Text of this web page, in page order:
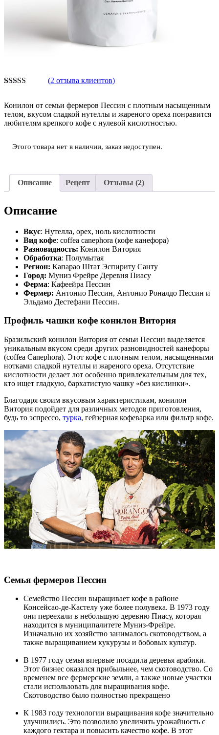
основе
опроса
пользователей
(2 отзыва клиентов)
Конилон от семьи фермеров Пессин с плотным насыщенным
телом, вкусом сладкой нутеллы и жареного ореха понравится
любителям крепкого кофе с нулевой кислотностью.
Этого товара нет в наличии, заказ недоступен.
Описание Рецепт Отзывы (2)
Описание
Вкус: Нутелла, орех, ноль кислотности
Вид кофе: coffea canephora (кофе канефора)
Разновидность: Конилон Витория
Обработка: Полумытая
Регион: Капарао Штат Эспириту Санту
Город: Муниз Фрейре Деревня Пиасу
Ферма: Кафеейра Пессин
Фермер: Антонио Пессин, Антонио Роналдо Пессин и
Эльдамо Дестефани Пессин.
Профиль чашки кофе конилон Витория
Бразильский конилон Витория от семьи Пессин выделяется
уникальным вкусом среди других разновидностей канефоры
(coffea Canephora). Этот кофе с плотным телом, насыщенными
нотками сладкой нутеллы и жареного ореха. Отсутствие
кислотности делает лот особенно привлекательным для тех,
кто ищет гладкую, бархатистую чашку «без кислинки».
Благодаря своим вкусовым характеристикам, конилон
Витория подойдет для различных методов приготовления,
будь то эспрессо, турка, гейзерная кофеварка или фильтр кофе.
Семья фермеров Пессин
Семейство Пессин выращивает кофе в районе
Консейсао-де-Кастелу уже более полувека. В 1973 году
они переехали в небольшую деревню Пиасу, которая
находится в муниципалитете Муниз-Фрейре.
Изначально их хозяйство занималось скотоводством, а
также выращиванием кукурузы и бобовых культур.
В 1977 году семья впервые посадила деревья арабики.
Этот бизнес оказался прибыльнее, чем скотоводство. Со
временем все фермерские земли, а также новые участки
стали использовать для выращивания кофе.
Скотоводство было полностью прекращено
К 1983 году технологии выращивания кофе значительно
улучшились. Это позволило увеличить урожайность с
каждого гектара и повысить качество кофе. В этот